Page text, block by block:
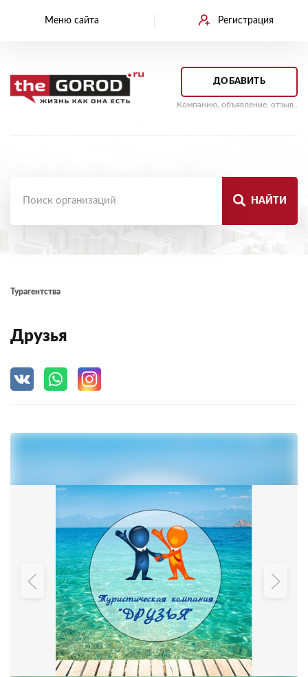
Меню сайта Регистрация
ДОБАВИТЬ
Компанию, объявление, отзыв..
НАЙТИ
Турагентства
Друзья